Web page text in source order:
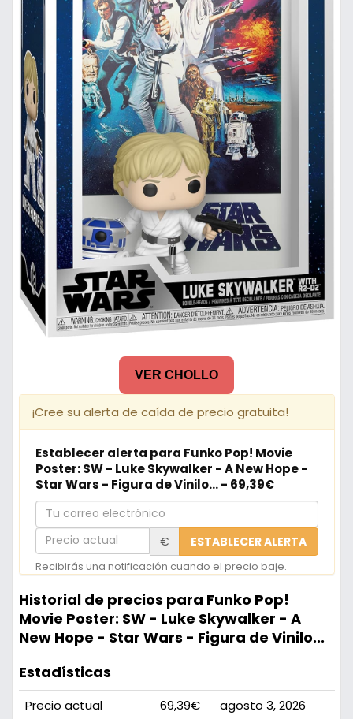
VER CHOLLO
¡Cree su alerta de caída de precio gratuita!
Establecer alerta para Funko Pop! Movie
Poster: SW - Luke Skywalker - A New Hope -
Star Wars - Figura de Vinilo... - 69,39€
Tu
correo
electrónico
Precio
actual
€ ESTABLECER ALERTA
Recibirás una notificación cuando el precio baje.
Historial de precios para Funko Pop!
Movie Poster: SW - Luke Skywalker - A
New Hope - Star Wars - Figura de Vinilo...
Estadísticas
Precio actual 69,39€
agosto 3, 2026